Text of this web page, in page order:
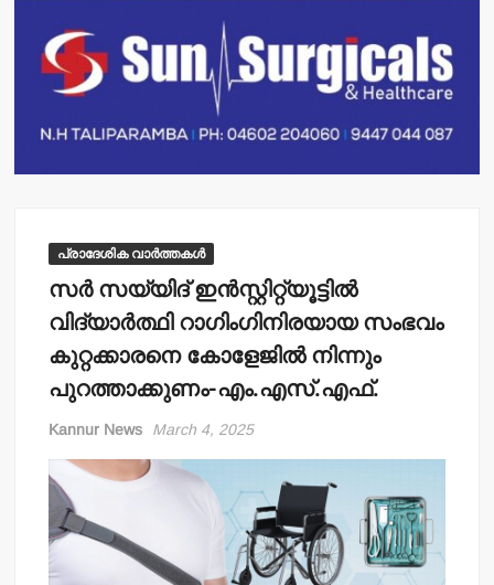
പ്രാദേശിക വാർത്തകൾ
സര്‍ സയ്യിദ് ഇന്‍സ്റ്റിറ്റ്യൂട്ടില്‍
വിദ്യാര്‍ത്ഥി റാഗിംഗിനിരയായ സംഭവം
കുറ്റക്കാരനെ കോളേജില്‍ നിന്നും
പുറത്താക്കുണം-എം.എസ്.എഫ്.
Kannur News March 4, 2025